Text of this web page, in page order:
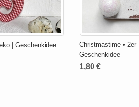
| Geschenkidee
Christmastime • 2er
Geschenkidee
1,80 €